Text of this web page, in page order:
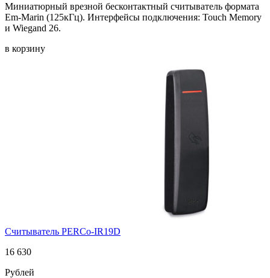
Миниатюрный врезной бесконтактный считыватель формата
Em-Marin (125кГц). Интерфейсы подключения: Touch Memory
и Wiegand 26.
в корзину
Считыватель PERCo-IR19D
16 630
Рублей